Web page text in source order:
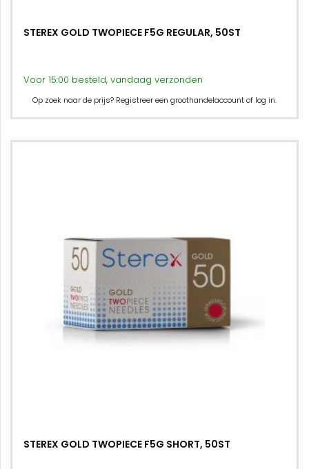
STEREX GOLD TWOPIECE F5G REGULAR, 50ST
Voor 15:00 besteld, vandaag verzonden
Op zoek naar de prijs? Registreer een groothandelaccount of log in.
STEREX GOLD TWOPIECE F5G SHORT, 50ST